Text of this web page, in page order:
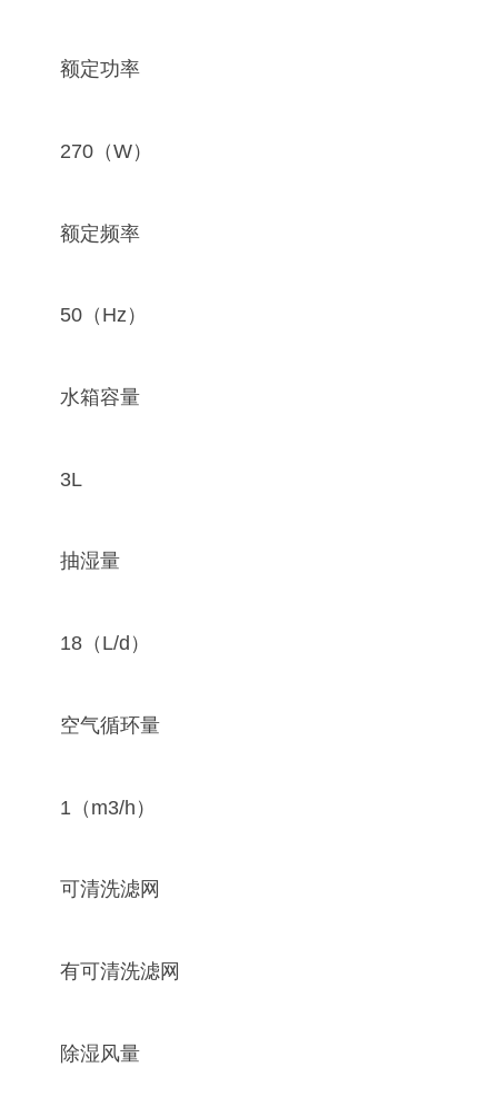
额定功率
270（W）
额定频率
50（Hz）
水箱容量
3L
抽湿量
18（L/d）
空气循环量
1（m3/h）
可清洗滤网
有可清洗滤网
除湿风量